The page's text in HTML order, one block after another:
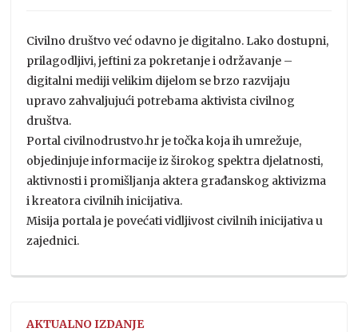
Civilno društvo već odavno je digitalno. Lako dostupni,
prilagodljivi, jeftini za pokretanje i održavanje –
digitalni mediji velikim dijelom se brzo razvijaju
upravo zahvaljujući potrebama aktivista civilnog
društva.
Portal civilnodrustvo.hr je točka koja ih umrežuje,
objedinjuje informacije iz širokog spektra djelatnosti,
aktivnosti i promišljanja aktera građanskog aktivizma
i kreatora civilnih inicijativa.
Misija portala je povećati vidljivost civilnih inicijativa u
zajednici.
AKTUALNO IZDANJE